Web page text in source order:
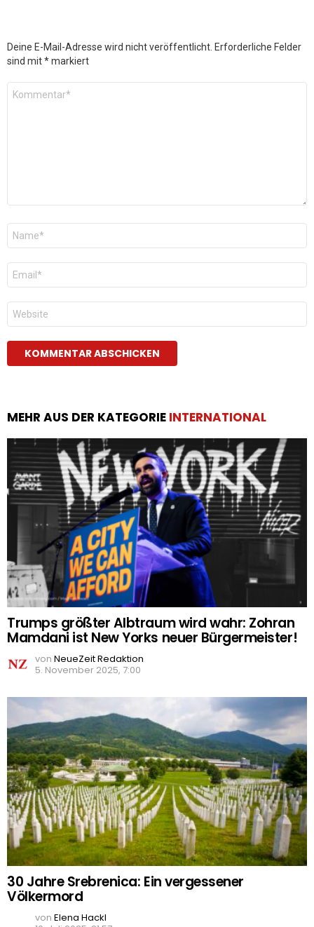
Deine E-Mail-Adresse wird nicht veröffentlicht. Erforderliche Felder
sind mit*markiert
Kommentar
Name
E-
Mail
*
Website
MEHR AUS DER KATEGORIE INTERNATIONAL
Trumps größter Albtraum wird wahr: Zohran
Mamdani ist New Yorks neuer Bürgermeister!
von NeueZeit Redaktion
5. November 2025, 7:00
30 Jahre Srebrenica: Ein vergessener
Völkermord
von Elena Hackl